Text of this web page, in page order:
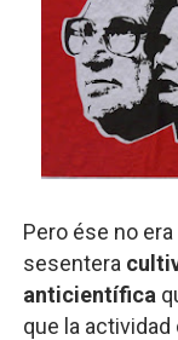
Pero ése no
sesentera
anticientífica
que la